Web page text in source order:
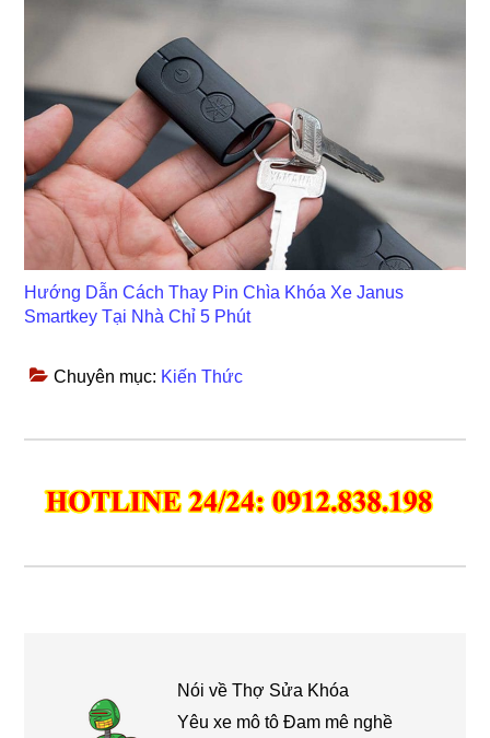
Hướng Dẫn Cách Thay Pin Chìa Khóa Xe Janus
Smartkey Tại Nhà Chỉ 5 Phút
Chuyên mục: Kiến Thức
Nói vềThợ Sửa Khóa
Yêu xe mô tô Đam mê nghề